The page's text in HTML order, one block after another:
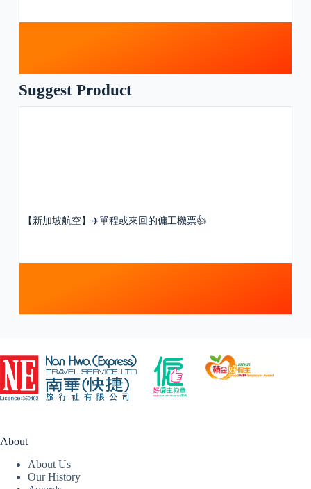
Suggest Product
【新加坡航空】✈️單程或來回的傭工機票👍
About
About Us
Our History